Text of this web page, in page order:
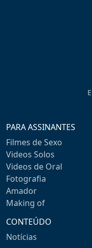
PARA ASSINANTES
Filmes de Sexo
Videos Solos
Videos de Oral
Fotografia
Amador
Making of
CONTEÚDO
Notícias